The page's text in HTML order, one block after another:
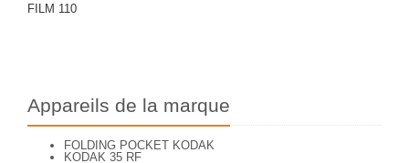
FILM 110
Appareils de la marque
FOLDING POCKET KODAK
KODAK 35 RF